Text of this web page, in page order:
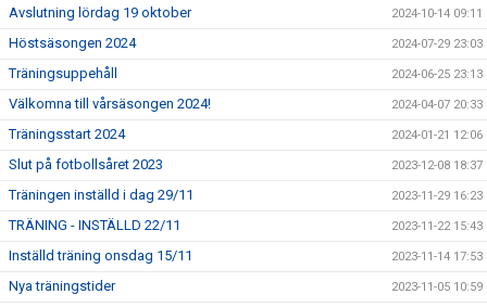
Avslutning lördag 19 oktober 2024-10-14 09:11
Höstsäsongen 2024 2024-07-29 23:03
Träningsuppehåll 2024-06-25 23:13
Välkomna till vårsäsongen 2024! 2024-04-07 20:33
Träningsstart 2024 2024-01-21 12:06
Slut på fotbollsåret 2023 2023-12-08 18:37
Träningen inställd i dag 29/11 2023-11-29 16:23
TRÄNING - INSTÄLLD 22/11 2023-11-22 15:43
Inställd träning onsdag 15/11 2023-11-14 17:53
Nya träningstider 2023-11-05 10:59